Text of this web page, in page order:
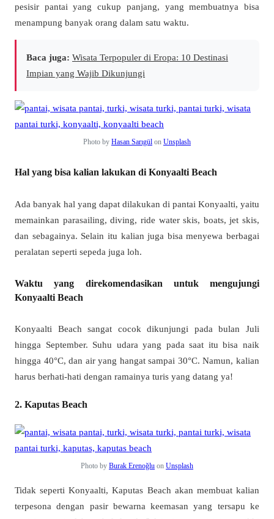
pesisir pantai yang cukup panjang, yang membuatnya bisa
menampung banyak orang dalam satu waktu.
Baca juga: Wisata Terpopuler di Eropa: 10 Destinasi
Impian yang Wajib Dikunjungi
Photo by Hasan Sarıgül on Unsplash
Hal yang bisa kalian lakukan di Konyaalti Beach
Ada banyak hal yang dapat dilakukan di pantai Konyaalti, yaitu
memainkan parasailing, diving, ride water skis, boats, jet skis,
dan sebagainya. Selain itu kalian juga bisa menyewa berbagai
peralatan seperti sepeda juga loh.
Waktu yang direkomendasikan untuk mengujungi
Konyaalti Beach
Konyaalti Beach sangat cocok dikunjungi pada bulan Juli
hingga September. Suhu udara yang pada saat itu bisa naik
hingga 40°C, dan air yang hangat sampai 30°C. Namun, kalian
harus berhati-hati dengan ramainya turis yang datang ya!
2. Kaputas Beach
Photo by Burak Erenoğlu on Unsplash
Tidak seperti Konyaalti, Kaputas Beach akan membuat kalian
terpesona dengan pasir bewarna keemasan yang tersapu ke